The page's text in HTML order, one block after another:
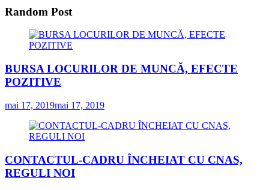
Random Post
BURSA LOCURILOR DE MUNCĂ, EFECTE
POZITIVE
mai 17, 2019mai 17, 2019
CONTACTUL-CADRU ÎNCHEIAT CU CNAS,
REGULI NOI